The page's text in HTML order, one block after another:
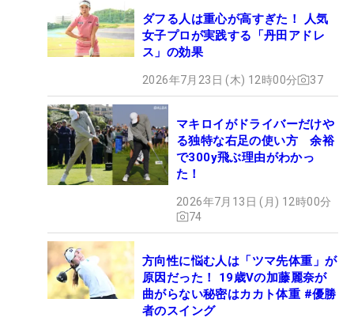
ダフる人は重心が高すぎた！ 人気
女子プロが実践する「丹田アドレ
ス」の効果
2026年7月23日 (木) 12時00分 37
マキロイがドライバーだけや
る独特な右足の使い方 余裕
で300y飛ぶ理由がわかっ
た！
2026年7月13日 (月) 12時00分
74
方向性に悩む人は「ツマ先体重」が
原因だった！ 19歳Vの加藤麗奈が
曲がらない秘密はカカト体重 #優勝
者のスイング